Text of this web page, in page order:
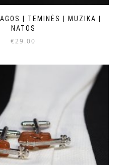
| TEMINĖS | MUZIKA |
NATOS
€29.00